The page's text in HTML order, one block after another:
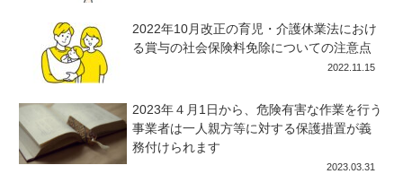
2022年10月改正の育児・介護休業法におけ
る賞与の社会保険料免除についての注意点
2022.11.15
2023年４月1日から、危険有害な作業を行う
事業者は一人親方等に対する保護措置が義
務付けられます
2023.03.31